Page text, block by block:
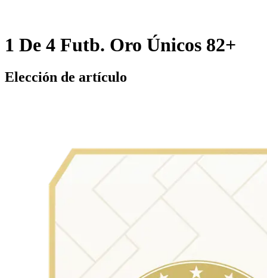
1 De 4 Futb. Oro Únicos 82+
Elección de artículo